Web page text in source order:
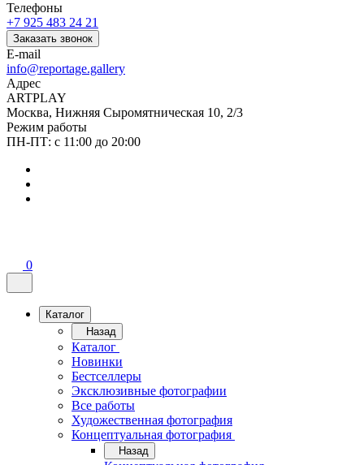
Телефоны
+7 925 483 24 21
Заказать звонок
E-mail
info@reportage.gallery
Адрес
ARTPLAY
Москва, Нижняя Сыромятническая 10, 2/3
Режим работы
ПН-ПТ: с 11:00 до 20:00
0
Каталог
Назад
Каталог
Новинки
Бестселлеры
Эксклюзивные фотографии
Все работы
Художественная фотография
Концептуальная фотография
Назад